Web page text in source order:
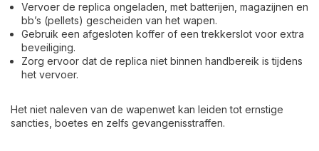
Vervoer de replica ongeladen, met batterijen, magazijnen en
bb’s (pellets) gescheiden van het wapen.​
Gebruik een afgesloten koffer of een trekkerslot voor extra
beveiliging.​
Zorg ervoor dat de replica niet binnen handbereik is tijdens
het vervoer. ​
Het niet naleven van de wapenwet kan leiden tot ernstige
sancties, boetes en zelfs gevangenisstraffen.